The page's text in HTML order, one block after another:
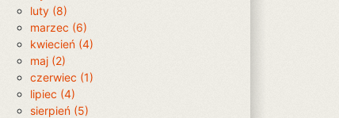
luty (8)
marzec (6)
kwiecień (4)
maj (2)
czerwiec (1)
lipiec (4)
sierpień (5)